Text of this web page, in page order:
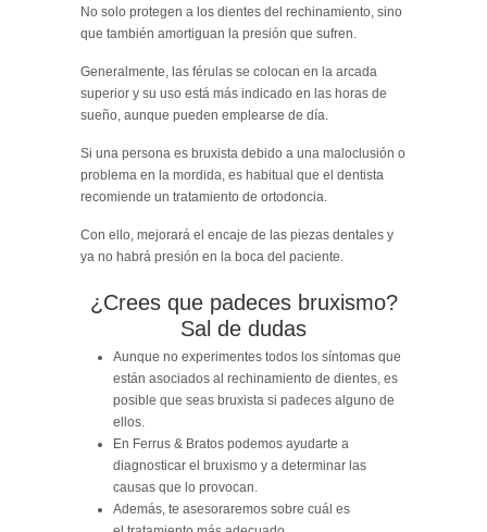
No solo protegen a los dientes del rechinamiento, sino
que también amortiguan la presión que sufren.
Generalmente, las férulas se colocan en la arcada
superior y su uso está más indicado en las horas de
sueño, aunque pueden emplearse de día.
Si una persona es bruxista debido a una maloclusión o
problema en la mordida, es habitual que el dentista
recomiende un tratamiento de ortodoncia.
Con ello, mejorará el encaje de las piezas dentales y
ya no habrá presión en la boca del paciente.
¿Crees que padeces bruxismo?
Sal de dudas
Aunque no experimentes todos los síntomas que
están asociados al rechinamiento de dientes, es
posible que seas bruxista si padeces alguno de
ellos.
En Ferrus & Bratos podemos ayudarte a
diagnosticar el bruxismo y a determinar las
causas que lo provocan.
Además, te asesoraremos sobre cuál es